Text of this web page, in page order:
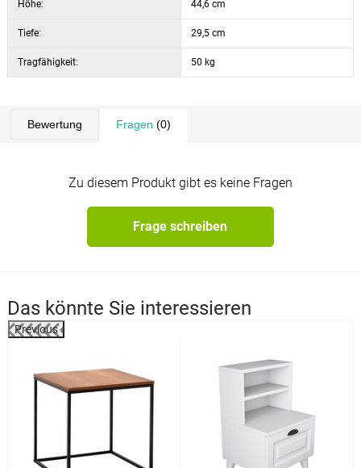
Höhe: 44,6 cm
Tiefe: 29,5 cm
Tragfähigkeit: 50 kg
Bewertung Fragen (0)
Zu diesem Produkt gibt es keine Fragen
Frage schreiben
Das könnte Sie interessieren
Previous